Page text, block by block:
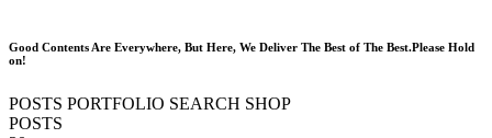
Good Contents Are Everywhere, But Here, We Deliver The Best of The Best.Please Hold
on!
POSTS PORTFOLIO SEARCH SHOP
POSTS